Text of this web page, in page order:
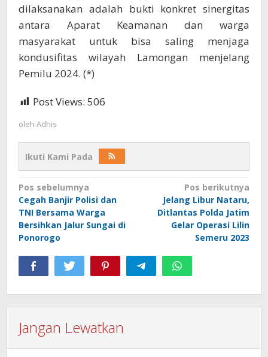
dilaksanakan adalah bukti konkret sinergitas
antara Aparat Keamanan dan warga
masyarakat untuk bisa saling menjaga
kondusifitas wilayah Lamongan menjelang
Pemilu 2024. (*)
Post Views: 506
oleh Adhis
Ikuti Kami Pada
Navigasi
pos
Pos sebelumnya
Cegah Banjir Polisi dan
TNI Bersama Warga
Bersihkan Jalur Sungai di
Ponorogo
Pos berikutnya
Jelang Libur Nataru,
Ditlantas Polda Jatim
Gelar Operasi Lilin
Semeru 2023
Jangan Lewatkan